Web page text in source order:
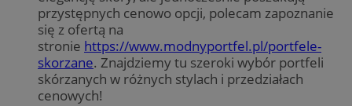
przystępnych cenowo opcji, polecam zapoznanie
się z ofertą na
stronie https://www.modnyportfel.pl/portfele-
skorzane. Znajdziemy tu szeroki wybór portfeli
skórzanych w różnych stylach i przedziałach
cenowych!